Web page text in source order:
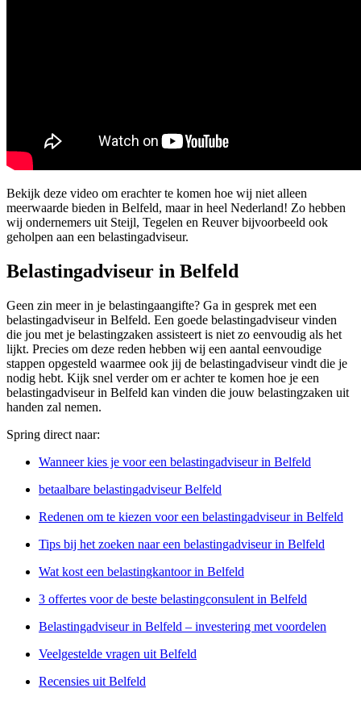
Bekijk deze video om erachter te komen hoe wij niet alleen
meerwaarde bieden in Belfeld, maar in heel Nederland! Zo hebben
wij ondernemers uit Steijl, Tegelen en Reuver bijvoorbeeld ook
geholpen aan een belastingadviseur.
Belastingadviseur in Belfeld
Geen zin meer in je belastingaangifte? Ga in gesprek met een
belastingadviseur in Belfeld. Een goede belastingadviseur vinden
die jou met je belastingzaken assisteert is niet zo eenvoudig als het
lijkt. Precies om deze reden hebben wij een aantal eenvoudige
stappen opgesteld waarmee ook jij de belastingadviseur vindt die je
nodig hebt. Kijk snel verder om er achter te komen hoe je een
belastingadviseur in Belfeld kan vinden die jouw belastingzaken uit
handen zal nemen.
Spring direct naar:
Wanneer kies je voor een belastingadviseur in Belfeld
betaalbare belastingadviseur Belfeld
Redenen om te kiezen voor een belastingadviseur in Belfeld
Tips bij het zoeken naar een belastingadviseur in Belfeld
Wat kost een belastingkantoor in Belfeld
3 offertes voor de beste belastingconsulent in Belfeld
Belastingadviseur in Belfeld – investering met voordelen
Veelgestelde vragen uit Belfeld
Recensies uit Belfeld